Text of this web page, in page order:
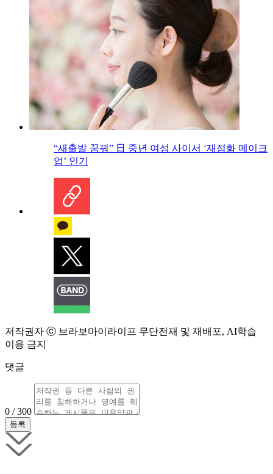
“새출발 꿈꿔” 日 중년 여성 사이서 ‘재점화 메이크
업’ 인기
저작권자 ⓒ 브라보마이라이프 무단전재 및 재배포, AI학습
이용 금지
댓글
0 / 300